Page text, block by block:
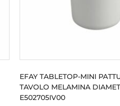
EFAY TABLETOP-MINI
TAVOLO MELAMINA
E502705IV00